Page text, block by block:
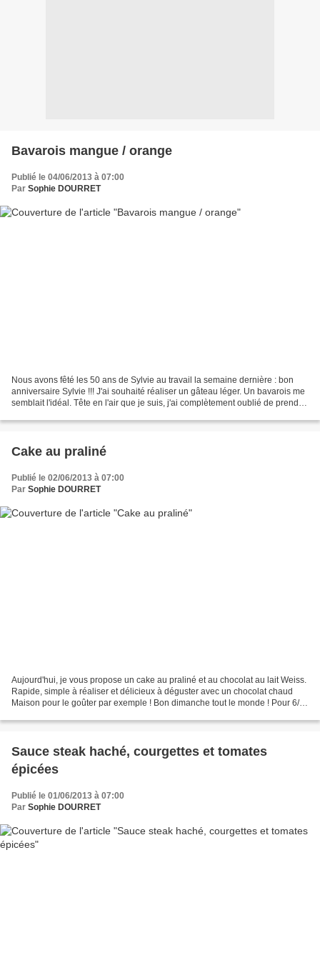
Bavarois mangue / orange
Publié le 04/06/2013 à 07:00
Par Sophie DOURRET
Nous avons fêté les 50 ans de Sylvie au travail la semaine dernière : bon
anniversaire Sylvie !!! J'ai souhaité réaliser un gâteau léger. Un bavarois me
semblait l'idéal. Tête en l'air que je suis, j'ai complètement oublié de prendre
Cake au praliné
Publié le 02/06/2013 à 07:00
Par Sophie DOURRET
Aujourd'hui, je vous propose un cake au praliné et au chocolat au lait Weiss.
Rapide, simple à réaliser et délicieux à déguster avec un chocolat chaud
Maison pour le goûter par exemple ! Bon dimanche tout le monde ! Pour 6/8
Sauce steak haché, courgettes et tomates
épicées
Publié le 01/06/2013 à 07:00
Par Sophie DOURRET